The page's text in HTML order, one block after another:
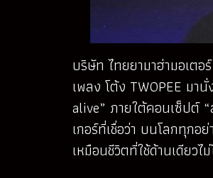
บริษัท ไทยยามาฮ่ามอเต
เพลง โต้ง TWOPEE ม
alive” ภายใต้คอนเซ็ปต์
เกอร์ที่เชื่อว่า บนโลกทุก
เหมือนชีวิตที่ใช้ด้านเดียว